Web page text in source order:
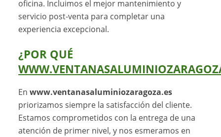
oficina. Incluimos el mejor mantenimiento y
servicio post-venta para completar una
experiencia excepcional.
¿POR QUÉ
Enwww.ventanasaluminiozaragoza.es
priorizamos siempre la satisfacción del cliente.
Estamos comprometidos con la entrega de una
atención de primer nivel, y nos esmeramos en